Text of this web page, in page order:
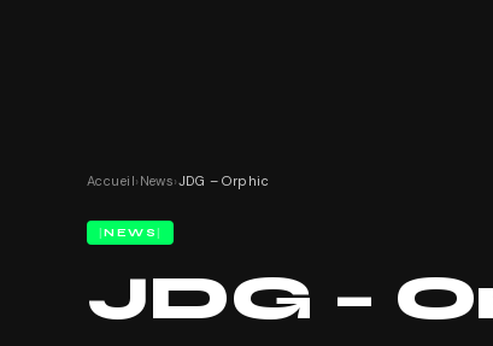
Accueil› News›JDG – Orphic
NEWS
JDG –